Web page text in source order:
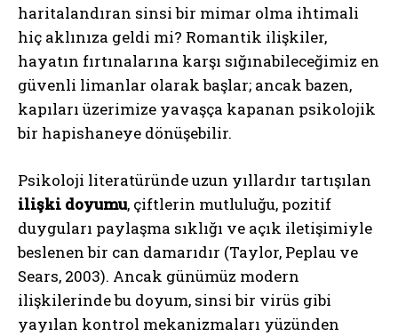
haritalandıran sinsi bir mimar olma ihtimali
hiç aklınıza geldi mi? Romantik ilişkiler,
hayatın fırtınalarına karşı sığınabileceğimiz en
güvenli limanlar olarak başlar; ancak bazen,
kapıları üzerimize yavaşça kapanan psikolojik
bir hapishaneye dönüşebilir.
Psikoloji literatüründe uzun yıllardır tartışılan
ilişki doyumu, çiftlerin mutluluğu, pozitif
duyguları paylaşma sıklığı ve açık iletişimiyle
beslenen bir can damarıdır (Taylor, Peplau ve
Sears, 2003). Ancak günümüz modern
ilişkilerinde bu doyum, sinsi bir virüs gibi
yayılan kontrol mekanizmaları yüzünden